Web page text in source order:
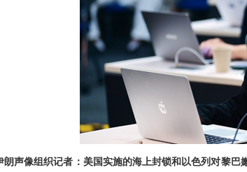
朗声像组织记者：美国实施的海上封锁和以色列对黎